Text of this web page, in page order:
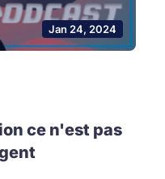
Jan 24, 2024
ce n'est pas